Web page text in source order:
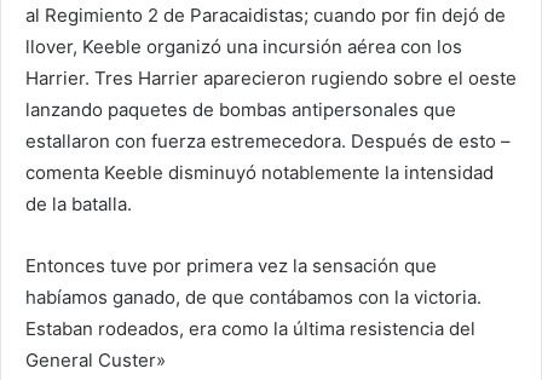
al Regimiento 2 de Paracaidistas; cuando por fin dejó de
llover, Keeble organizó una incursión aérea con los
Harrier. Tres Harrier aparecieron rugiendo sobre el oeste
lanzando paquetes de bombas antipersonales que
estallaron con fuerza estremecedora. Después de esto –
comenta Keeble disminuyó notablemente la intensidad
de la batalla.
Entonces tuve por primera vez la sensación que
habíamos ganado, de que contábamos con la victoria.
Estaban rodeados, era como la última resistencia del
General Custer»